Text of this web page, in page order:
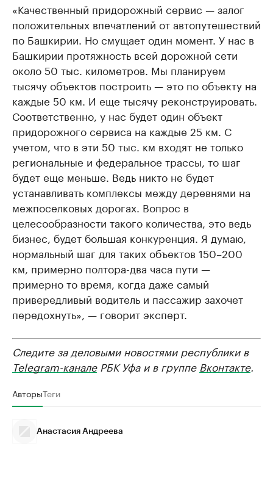
«Качественный придорожный сервис — залог
положительных впечатлений от автопутешествий
по Башкирии. Но смущает один момент. У нас в
Башкирии протяжность всей дорожной сети
около 50 тыс. километров. Мы планируем
тысячу объектов построить — это по объекту на
каждые 50 км. И еще тысячу реконструировать.
Соответственно, у нас будет один объект
придорожного сервиса на каждые 25 км. С
учетом, что в эти 50 тыс. км входят не только
региональные и федеральное трассы, то шаг
будет еще меньше. Ведь никто не будет
устанавливать комплексы между деревнями на
межпоселковых дорогах. Вопрос в
целесообразности такого количества, это ведь
бизнес, будет большая конкуренция. Я думаю,
нормальный шаг для таких объектов 150–200
км, примерно полтора-два часа пути —
примерно то время, когда даже самый
привередливый водитель и пассажир захочет
передохнуть», — говорит эксперт.
Следите за деловыми новостями республики в
Telegram-каналеРБК Уфа и в группе Вконтакте.
АвторыТеги
Анастасия Андреева